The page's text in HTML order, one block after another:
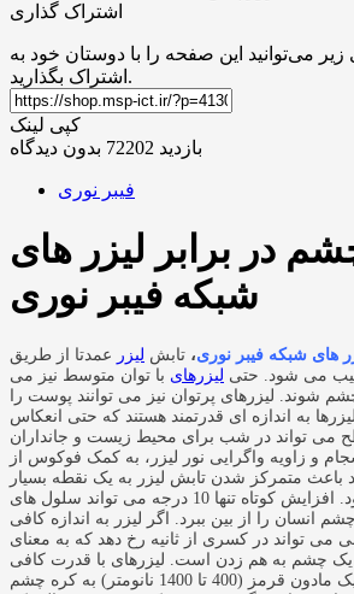
اشتراک گذاری
می‌توانید این صفحه را با دوستان خود به
اشتراک بگذارید.
کپی لینک
بازدید 72202
بدون دیدگاه
فیبر نوری
در برابر لیزر های
شبکه فیبر نوری
های شبکه فیبر نوری، تابش لیزر عمدتا از طریق
می شود. حتی لیزرهای با توان متوسط نیز می
شوند. لیزرهای پرتوان نیز می توانند پوست را
به اندازه ای قدرتمند هستند که حتی انعکاس
می تواند در شب برای محیط زیست و جانداران
و زاویه واگرایی نور لیزر، به کمک فوکوس از
متمرکز شدن تابش لیزر به یک نقطه بسیار
کوچک روی شبکیه شود. افزایش کوتاه تنها 10 درجه می تواند سلول های
انسان را از بین ببرد. اگر لیزر به اندازه کافی
می تواند در کسری از ثانیه رخ دهد که به معنای
یک چشم به هم زدن است. لیزرهای با قدرت کافی
در محدوده مرئی تا نزدیک مادون قرمز (400 تا 1400 نانومتر) به کره چشم